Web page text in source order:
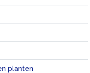
planten